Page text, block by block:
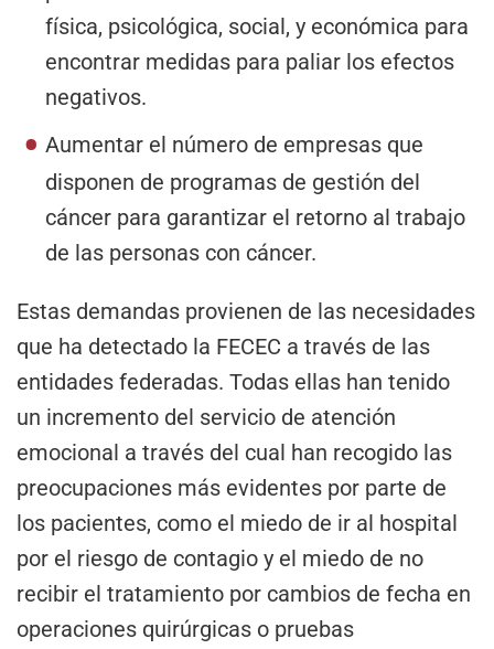
física, psicológica, social, y económica para
encontrar medidas para paliar los efectos
negativos.
Aumentar el número de empresas que
disponen de programas de gestión del
cáncer para garantizar el retorno al trabajo
de las personas con cáncer.
Estas demandas provienen de las necesidades
que ha detectado la FECEC a través de las
entidades federadas. Todas ellas han tenido
un incremento del servicio de atención
emocional a través del cual han recogido las
preocupaciones más evidentes por parte de
los pacientes, como el miedo de ir al hospital
por el riesgo de contagio y el miedo de no
recibir el tratamiento por cambios de fecha en
operaciones quirúrgicas o pruebas